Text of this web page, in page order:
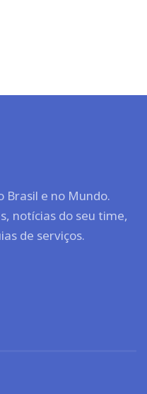
Brasil e no Mundo.
notícias do seu time,
de serviços.